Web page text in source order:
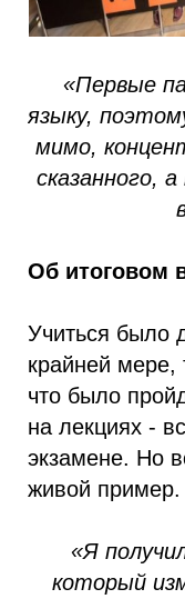
«Первые
языку,
мимо,
сказанного,
Об итоговом
Учиться было
крайней мере,
что было
на лекциях -
экзамене. Но
живой пример.
«Я
который